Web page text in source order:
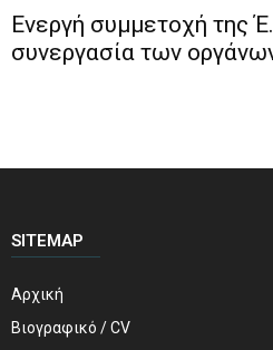
Ενεργή συμμετοχή της
συνεργασία των
SITEMAP
Αρχική
Βιογραφικό / CV